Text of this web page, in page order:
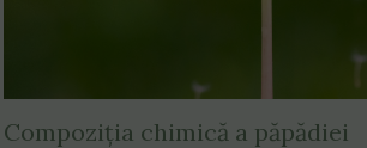
Compoziția chimică a păpădiei